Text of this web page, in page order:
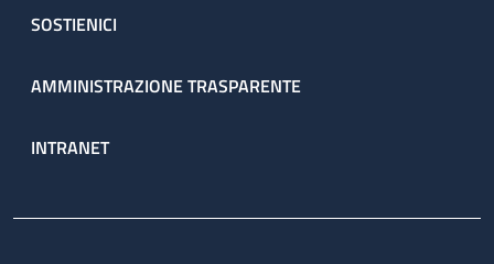
SOSTIENICI
AMMINISTRAZIONE TRASPARENTE
INTRANET